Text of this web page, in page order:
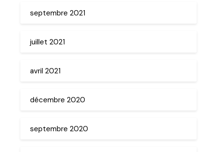
septembre 2021
juillet 2021
avril 2021
décembre 2020
septembre 2020